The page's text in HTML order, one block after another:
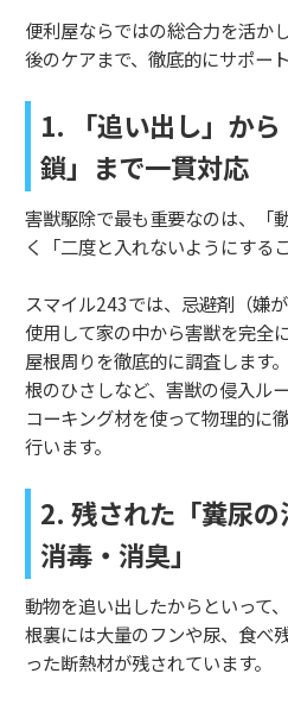
便利屋ならではの総合力を活か
後のケアまで、徹底的にサポート
1. 「追い出し」か
鎖」まで一貫対応
害獣駆除で最も重要なのは、「
く「二度と入れないようにする
スマイル243では、忌避剤（嫌
使用して家の中から害獣を完全
屋根周りを徹底的に調査します
根のひさしなど、害獣の侵入ル
コーキング材を使って物理的に
行います。
2. 残された「糞尿
消毒・消臭」
動物を追い出したからといって
根裏には大量のフンや尿、食べ
った断熱材が残されています。